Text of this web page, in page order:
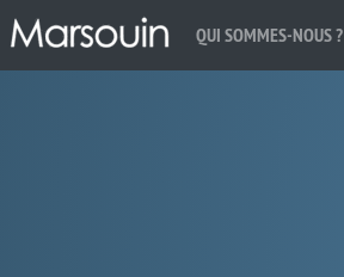
QUI SOMMES-NOUS ?